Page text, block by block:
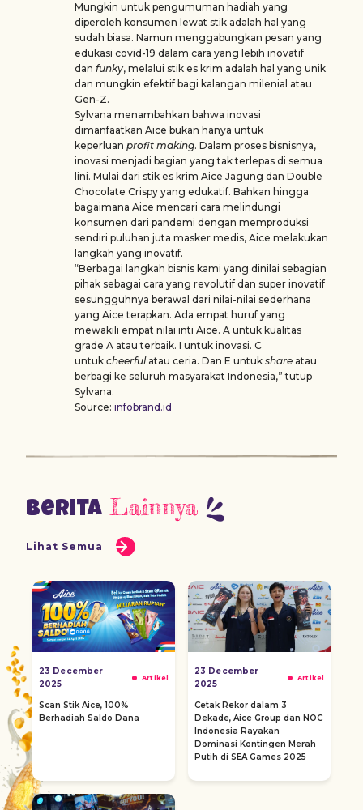
Mungkin untuk pengumuman hadiah yang
diperoleh konsumen lewat stik adalah hal yang
sudah biasa. Namun menggabungkan pesan yang
edukasi covid-19 dalam cara yang lebih inovatif
dan funky, melalui stik es krim adalah hal yang unik
dan mungkin efektif bagi kalangan milenial atau
Gen-Z.
Sylvana menambahkan bahwa inovasi
dimanfaatkan Aice bukan hanya untuk
keperluan profit making. Dalam proses bisnisnya,
inovasi menjadi bagian yang tak terlepas di semua
lini. Mulai dari stik es krim Aice Jagung dan Double
Chocolate Crispy yang edukatif. Bahkan hingga
bagaimana Aice mencari cara melindungi
konsumen dari pandemi dengan memproduksi
sendiri puluhan juta masker medis, Aice melakukan
langkah yang inovatif.
“Berbagai langkah bisnis kami yang dinilai sebagian
pihak sebagai cara yang revolutif dan super inovatif
sesungguhnya berawal dari nilai-nilai sederhana
yang Aice terapkan. Ada empat huruf yang
mewakili empat nilai inti Aice. A untuk kualitas
grade A atau terbaik. I untuk inovasi. C
untuk cheerfulatau ceria. Dan E untuk share atau
berbagi ke seluruh masyarakat Indonesia,” tutup
Sylvana.
Source: infobrand.id
Berita Lainnya
Lihat Semua
23 December
2025
Artikel
Scan Stik Aice, 100%
Berhadiah Saldo Dana
23 December
2025
Artikel
Cetak Rekor dalam 3
Dekade, Aice Group dan NOC
Indonesia Rayakan
Dominasi Kontingen Merah
Putih di SEA Games 2025